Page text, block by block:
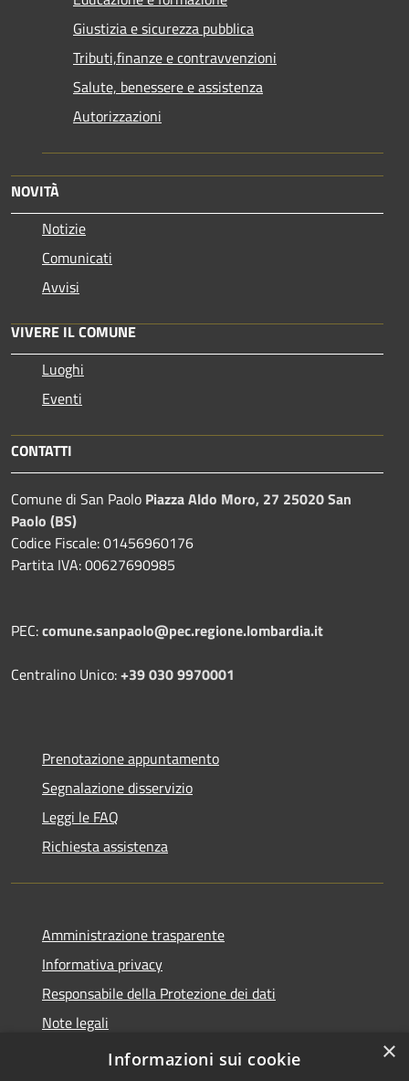
Giustizia e sicurezza pubblica
Tributi,finanze e contravvenzioni
Salute, benessere e assistenza
Autorizzazioni
NOVITÀ
Notizie
Comunicati
Avvisi
VIVERE IL COMUNE
Luoghi
Eventi
CONTATTI
Comune di San Paolo Piazza Aldo Moro, 27 25020 San
Paolo (BS)
Codice Fiscale: 01456960176
Partita IVA: 00627690985
PEC:comune.sanpaolo@pec.regione.lombardia.it
Centralino Unico:+39 030 9970001
Prenotazione appuntamento
Segnalazione disservizio
Leggi le FAQ
Richiesta assistenza
Amministrazione trasparente
Informativa privacy
Responsabile della Protezione dei dati
Note legali
Dichiarazione di accessibilità
×
Informazioni sui cookie